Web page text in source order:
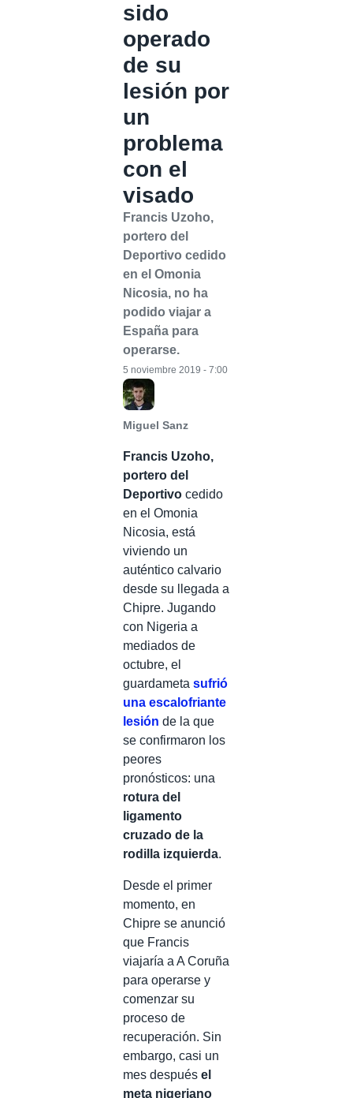
sido
operado
de su
lesión por
un
problema
con el
visado
Francis Uzoho,
portero del
Deportivo cedido
en el Omonia
Nicosia, no ha
podido viajar a
España para
operarse.
Miguel Sanz
5 noviembre 2019 - 7:00
Francis Uzoho,
portero del
Deportivo cedido
en el Omonia
Nicosia, está
viviendo un
auténtico calvario
desde su llegada a
Chipre. Jugando
con Nigeria a
mediados de
octubre, el
guardameta sufrió
una escalofriante
lesión de la que
se confirmaron los
peores
pronósticos: una
rotura del
ligamento
cruzado de la
rodilla izquierda.
Desde el primer
momento, en
Chipre se anunció
que Francis
viajaría a A Coruña
para operarse y
comenzar su
proceso de
recuperación. Sin
embargo, casi un
mes después el
meta nigeriano